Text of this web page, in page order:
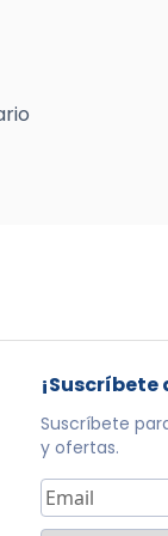
Suscríbete
y ofertas.
Correo
electrónico*